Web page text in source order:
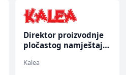
Direktor proizvodnje
pločastog namještaja
Kalea